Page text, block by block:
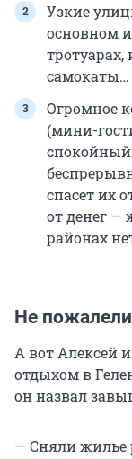
Узкие
основном
тротуарах,
самокаты…
Огромное
(мини-
спокойный
спасет их
от денег —
районах
Не пожалели
А вот Алексей
отдыхом в
он назвал
— Сняли жилье